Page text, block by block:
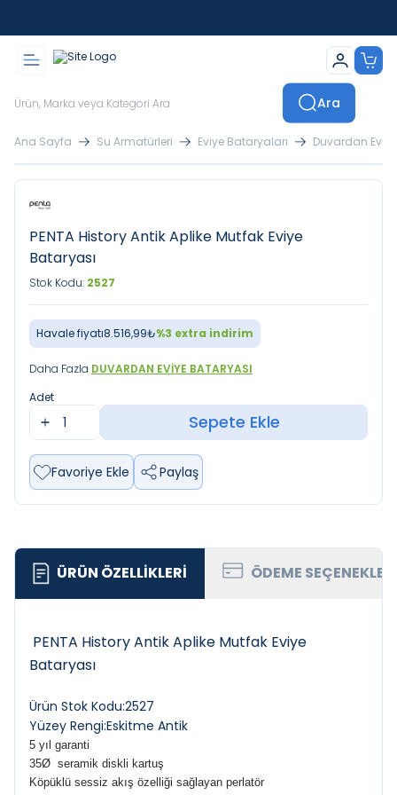
Ara
Ana Sayfa Su Armatürleri Eviye Bataryaları Duvardan
PENTA History Antik Aplike Mutfak Eviye
Bataryası
Stok Kodu: 2527
Havale fiyatı8.516,99₺%3 extra indirim
Daha Fazla DUVARDAN EVIYE BATARYASI
Adet
Sepete Ekle
Favoriye Ekle Paylaş
ÜRÜN ÖZELLIKLERI ÖDEME
PENTA History Antik Aplike Mutfak Eviye
Bataryası
Ürün Stok Kodu:2527
Yüzey Rengi:Eskitme Antik
5 yıl garanti
35Ø seramik diskli kartuş
Köpüklü sessiz akış özelliği sağlayan perlatör